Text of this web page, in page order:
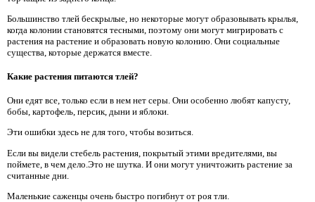
Большинство тлей бескрылые, но некоторые могут образовывать крылья,
когда колонии становятся тесными, поэтому они могут мигрировать с
растения на растение и образовать новую колонию. Они социальные
существа, которые держатся вместе.
Какие растения питаются тлей?
Они едят все, только если в нем нет серы. Они особенно любят капусту,
бобы, картофель, персик, дыни и яблоки.
Эти ошибки здесь не для того, чтобы возиться.
Если вы видели стебель растения, покрытый этими вредителями, вы
поймете, в чем дело.Это не шутка. И они могут уничтожить растение за
считанные дни.
Маленькие саженцы очень быстро погибнут от роя тли.